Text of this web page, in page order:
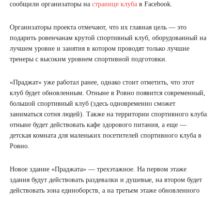
сообщили организаторы на странице клуба в Facebook.
Организаторы проекта отмечают, что их главная цель — это
подарить ровенчанам крутой спортивный клуб, оборудованный на
лучшем уровне и занятия в котором проводят только лучшие
тренеры с высоким уровнем спортивной подготовки.
«Праджат» уже работал ранее, однако стоит отметить, что этот
клуб будет обновленным. Отныне в Ровно появится современный,
большой спортивный клуб (здесь одновременно сможет
заниматься сотня людей). Также на территории спортивного клуба
отныне будет действовать кафе здорового питания, а еще —
детская комната для маленьких посетителей спортивного клуба в
Ровно.
Новое здание «Праджата» — трехэтажное. На первом этаже
здания будут действовать раздевалки и душевые, на втором будет
действовать зона единоборств, а на третьем этаже обновленного